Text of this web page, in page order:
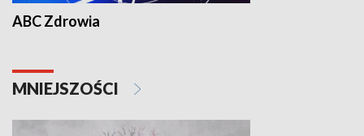
ABC Zdrowia
MNIEJSZOŚCI